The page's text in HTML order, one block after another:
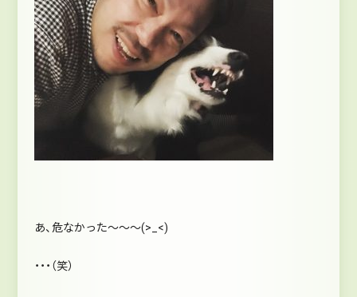
あ、危なかった～～～(>_<)
・・・（笑）